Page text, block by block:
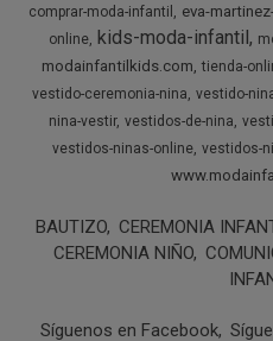
comprar-moda-infantil eva-
online kids-moda-infantil
modainfantilkids.com tienda-
vestido-ceremonia-nina vestido-
nina-vestir vestidos-de-nina
vestidos-ninas-online vestidos-
BAUTIZO CEREMONIA
CEREMONIA NIÑO
Síguenos en Facebook